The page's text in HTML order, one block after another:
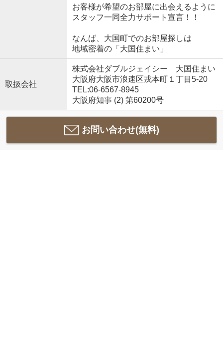
お客様が希望のお部屋に出会えるように
スタッフ一同全力サポート宣言！！
なんば、大国町でのお部屋探しは
地域密着の「大国住まい」
取扱会社
株式会社ダブルジェイシー 大国住まい
大阪府大阪市浪速区戎本町１丁目5-20
TEL:06-6567-8945
大阪府知事 (2) 第60200号
お問い合わせ(無料)